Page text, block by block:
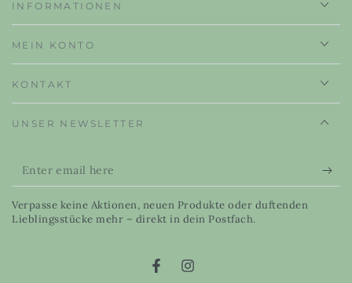
INFORMATIONEN
MEIN KONTO
KONTAKT
UNSER NEWSLETTER
Enter
email
here
Verpasse keine Aktionen, neuen Produkte oder duftenden
Lieblingsstücke mehr – direkt in dein Postfach.
FacebookInstagram